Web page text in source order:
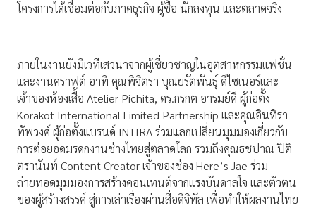
โครงการได้เชื่อมต่อกับภาคธุรกิจ ผู้ซื้อ นักลงทุน และตลาดจริง
ภายในงานยังมีเวทีเสวนาจากผู้เชี่ยวชาญในอุตสาหกรรมแฟชั่น
และงานคราฟต์ อาทิ คุณพิจิตรา บุณยรัตพันธุ์ ดีไซเนอร์และ
เจ้าของห้องเสื้อ Atelier Pichita, ดร.กรกต อารมย์ดี ผู้ก่อตั้ง
Korakot International Limited Partnership และคุณอินทิรา
ทัพวงศ์ ผู้ก่อตั้งแบรนด์ INTIRA ร่วมแลกเปลี่ยนมุมมองเกี่ยวกับ
การต่อยอดมรดกงานช่างไทยสู่ตลาดโลก รวมถึงคุณธชปาณ ปิติ
ตรานันท์ Content Creator เจ้าของช่อง Here’s Jae ร่วม
ถ่ายทอดมุมมองการสร้างคอนเทนต์จากแรงบันดาลใจ และตัวตน
ของผู้สร้างสรรค์ สู่การเล่าเรื่องผ่านสื่อดิจิทัล เพื่อทำให้ผลงานไทย